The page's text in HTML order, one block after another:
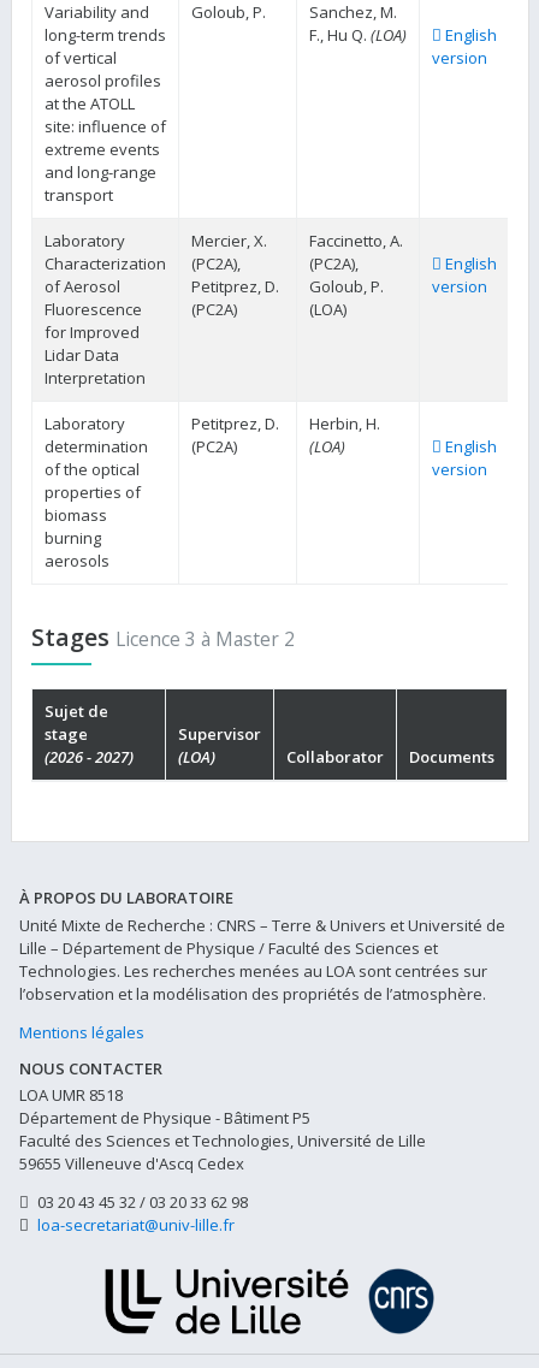
Variability and
long-term trends
of vertical
aerosol profiles
at the ATOLL
site: influence of
extreme events
and long-range
transport
Goloub, P.
Sanchez, M.
F., Hu Q. (LOA)
English
version
Laboratory
Characterization
of Aerosol
Fluorescence
for Improved
Lidar Data
Interpretation
Mercier, X.
(PC2A),
Petitprez, D.
(PC2A)
Faccinetto, A.
(PC2A),
Goloub, P.
(LOA)
English
version
Laboratory
determination
of the optical
properties of
biomass
burning
aerosols
Petitprez, D.
(PC2A)
Herbin, H.
(LOA)
English
version
Stages Licence 3 à Master 2
Sujet de
stage
(2026 - 2027)
Supervisor
(LOA)
Collaborator Documents
À PROPOS DU LABORATOIRE
Unité Mixte de Recherche : CNRS – Terre & Univers et Université de
Lille – Département de Physique / Faculté des Sciences et
Technologies. Les recherches menées au LOA sont centrées sur
l’observation et la modélisation des propriétés de l’atmosphère.
Mentions légales
NOUS CONTACTER
LOA UMR 8518
Département de Physique - Bâtiment P5
Faculté des Sciences et Technologies, Université de Lille
59655 Villeneuve d'Ascq Cedex
03 20 43 45 32 / 03 20 33 62 98
loa-secretariat@univ-lille.fr